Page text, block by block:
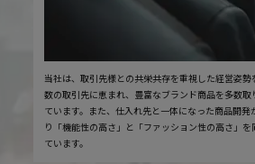
当社は、取引先様との共栄共存を重視した経営姿
数の取引先に恵まれ、豊富なブランド商品を多数
ています。また、仕入れ先と一体になった商品開
り「機能性の高さ」と「ファッション性の高さ」
ています。